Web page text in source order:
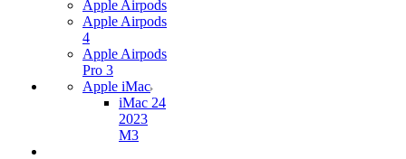
Apple Airpods
Apple Airpods
4
Apple Airpods
Pro 3
Apple iMac
iMac 24
2023
M3